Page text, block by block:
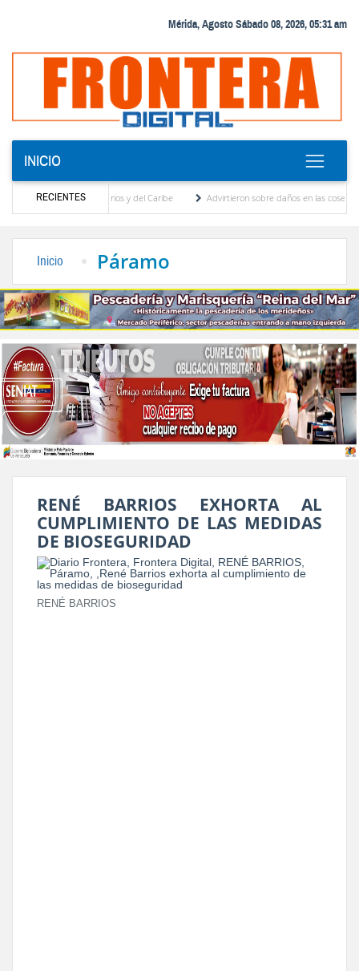
Mérida, Agosto Sábado 08, 2026, 05:31 am
INICIO
RECIENTES
Centroamericanos y del Caribe
Advirtieron sobre daños en las cosechas de
Inicio Páramo
RENÉ BARRIOS EXHORTA AL
CUMPLIMIENTO DE LAS MEDIDAS
DE BIOSEGURIDAD
RENÉ BARRIOS